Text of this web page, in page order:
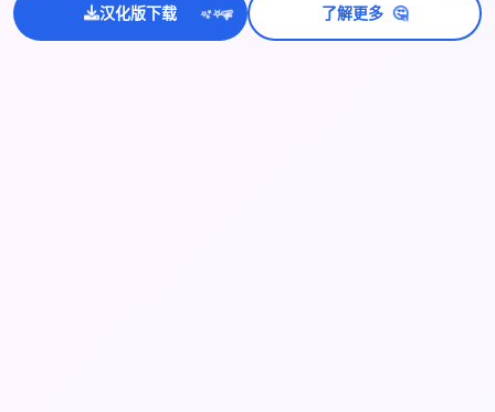
汉化版下载 ✨⭐💫 了解更多 🤔